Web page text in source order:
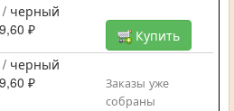
/ черный
₽
Купить
/ черный
₽
Заказы уже
собраны